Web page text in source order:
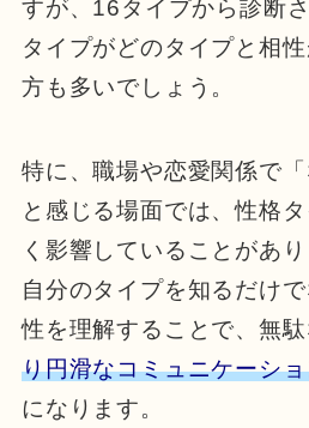
すが、16タイプから診断
タイプがどのタイプと相
方も多いでしょう。
特に、職場や恋愛関係で「
と感じる場面では、性格
く影響していることがあり
自分のタイプを知るだけ
性を理解することで、無
り円滑なコミュニケーシ
になります。